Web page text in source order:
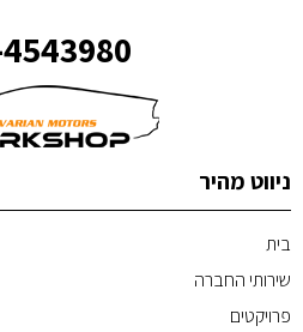
ניווט מהיר
בית
שירותי החברה
פרויקטים